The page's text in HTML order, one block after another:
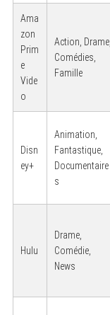
Ama
zon
Prim
e
Vide
o
Action, Drame,
Comédies,
Famille
Disn
ey+
Animation,
Fantastique,
Documentaire
s
Hulu
Drame,
Comédie,
News